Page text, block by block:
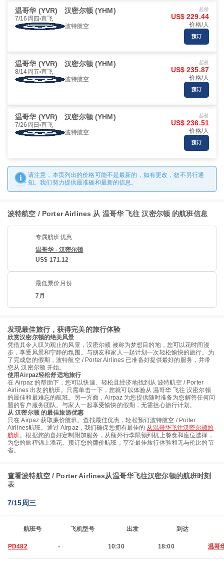
温哥华 (YVR) 汉密尔顿 (YHM)
7/16周四 直飞
波特航空
起价
US$ 229.44
价格/人
预订
温哥华 (YVR) 汉密尔顿 (YHM)
8/14周五 直飞
波特航空
起价
US$ 235.87
价格/人
预订
温哥华 (YVR) 汉密尔顿 (YHM)
7/26周日 直飞
波特航空
起价
US$ 236.51
价格/人
预订
请注意，本页列出的价格可能不是最新的，如有更改，恕不另行通
知。我们努力提供最准确和最新的信息。
波特航空 / Porter Airlines 从 温哥华 飞往 汉密尔顿 的航班信息
专属航班优惠
温哥华 - 汉密尔顿
US$ 171.12
最低票价月份
7月
发现最佳旅行，获得完美的旅行体验
欣赏汉密尔顿的绝美风景
凭借其令人叹为观止的风景，汉密尔顿 被称为梦想目的地，您可以花时间漫
步，享受风景和宁静的氛围。与朋友和家人一起计划一次轻松愉快的旅行。为
了完成您的假期，波特航空 / Porter Airlines 已准备好提供最好的服务，并带
您从 汉密尔顿 开始。
使用Airpaz轻松舒适地旅行
在 Airpaz 的帮助下，您可以快速、轻松且经济地找到从 波特航空 / Porter
Airlines 出发的航班。只需单击一下，您就可以体验从 温哥华 飞往 汉密尔顿
的最佳和最难忘的航班。另一方面，Airpaz 为您提供随时准备为您解答任何问
题的客户服务团队。与家人一起享受愉快的假期，无需担心旅行计划。
从 汉密尔顿 的最佳旅游优惠
只在 Airpaz 获取廉价航班。查找最佳优惠，轻松预订波特航空 / Porter
Airlines航班。通过 Airpaz，我们确保您拥有最佳的 从温哥华飞往汉密尔顿的
航班。根据您的喜好定制附加服务，从额外行李限额到机上餐食和座位选择，
为您的旅程锦上添花。预订您的廉价航班，享受最佳旅行体验和无与伦比的节
省。
查看波特航空 / Porter Airlines从温哥华飞往汉密尔顿的航班时刻
表
7/15周三
航班号 飞机型号 出发 到达
PD482 - 10:30 18:00 温哥